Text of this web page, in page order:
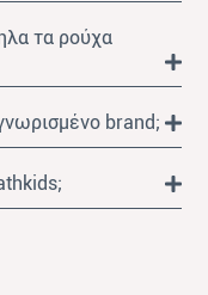
τα ρούχα
brand;